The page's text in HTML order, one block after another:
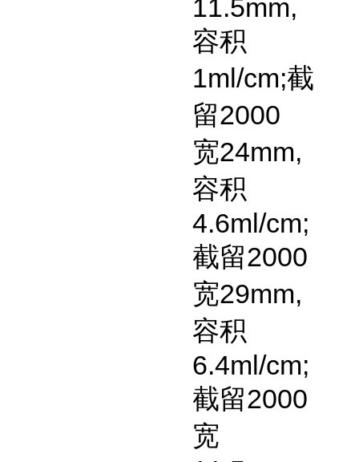
11.5mm,
容积
1ml/cm;截
留2000
宽24mm,
容积
4.6ml/cm;
截留2000
宽29mm,
容积
6.4ml/cm;
截留2000
宽